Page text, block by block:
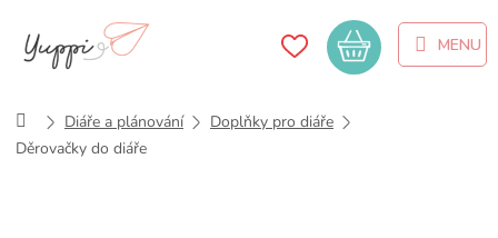
obsah
Nákupní
košík
DomůDiáře a plánování
Doplňky pro diáře
Děrovačky do diáře